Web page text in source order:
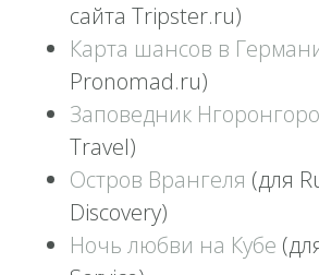
сайта Tripster.ru)
Карта шансов в
Pronomad.ru)
Заповедник Нгоронгоро
Travel)
Остров Врангеля (для
Discovery)
Ночь любви на Кубе